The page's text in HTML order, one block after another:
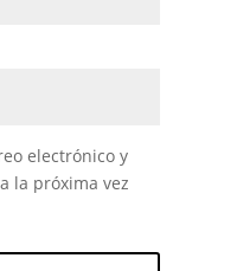
electrónico y
la próxima vez